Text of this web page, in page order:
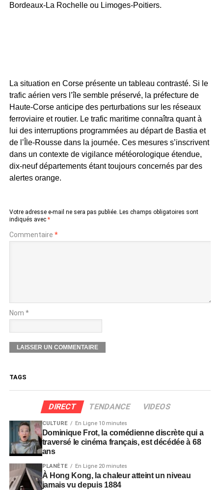
Bordeaux-La Rochelle ou Limoges-Poitiers.
La situation en Corse présente un tableau contrasté. Si le
trafic aérien vers l’île semble préservé, la préfecture de
Haute-Corse anticipe des perturbations sur les réseaux
ferroviaire et routier. Le trafic maritime connaîtra quant à
lui des interruptions programmées au départ de Bastia et
de l’Île-Rousse dans la journée. Ces mesures s’inscrivent
dans un contexte de vigilance météorologique étendue,
dix-neuf départements étant toujours concernés par des
alertes orange.
Votre adresse e-mail ne sera pas publiée. Les champs obligatoires sont
indiqués avec *
Commentaire *
Nom *
TAGS
DIRECT TENDANCE VIDEOS
CULTURE En Ligne 10 minutes
Dominique Frot, la comédienne discrète qui a
traversé le cinéma français, est décédée à 68
ans
PLANÈTE En Ligne 20 minutes
À Hong Kong, la chaleur atteint un niveau
jamais vu depuis 1884